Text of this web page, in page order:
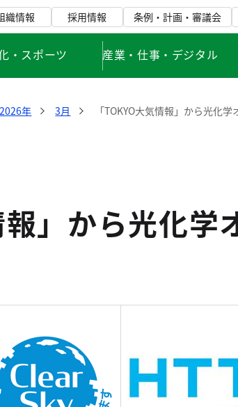
織情報 採用情報 条例・計画・審議会
・スポーツ 産業・仕事・デジタル
2026年 3月 「TOKYO大気情報」から光化
報」から光化